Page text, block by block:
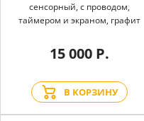
сенсорный, с проводом,
таймером и экраном, графит
15 000 Р.
В КОРЗИНУ